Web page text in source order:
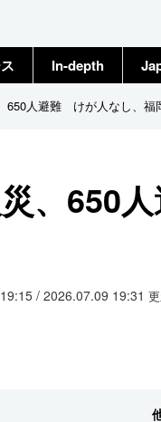
In-depth
650人避難 けが人なし、福
、650
/ 2026.07.09 19:31